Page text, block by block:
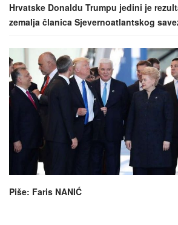
a
t
o
n
Hrvatske Donaldu Trumpu jedini je
zemalja članica Sjevernoatlantskog
Piše: Faris NANIĆ